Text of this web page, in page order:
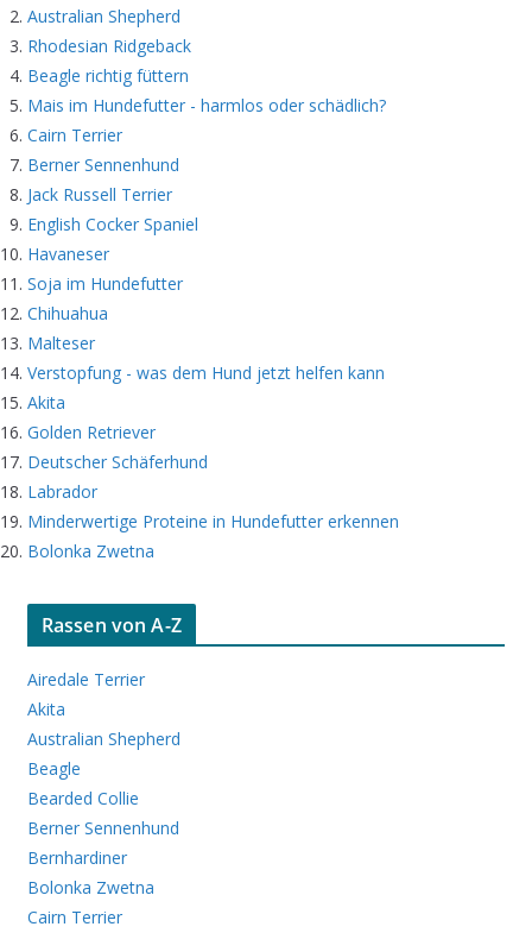
Australian Shepherd
Rhodesian Ridgeback
Beagle richtig füttern
Mais im Hundefutter - harmlos oder schädlich?
Cairn Terrier
Berner Sennenhund
Jack Russell Terrier
English Cocker Spaniel
Havaneser
Soja im Hundefutter
Chihuahua
Malteser
Verstopfung - was dem Hund jetzt helfen kann
Akita
Golden Retriever
Deutscher Schäferhund
Labrador
Minderwertige Proteine in Hundefutter erkennen
Bolonka Zwetna
Rassen von A-Z
Airedale Terrier
Akita
Australian Shepherd
Beagle
Bearded Collie
Berner Sennenhund
Bernhardiner
Bolonka Zwetna
Cairn Terrier